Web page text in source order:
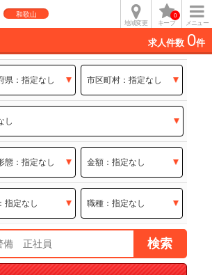
和歌山
メニュー
キープ
0
地域変更
求人件数 0件